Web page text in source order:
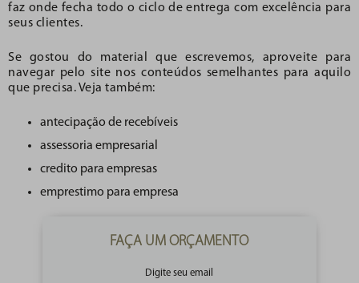
faz onde fecha todo o ciclo de entrega com excelência para
seus clientes.
Se gostou do material que escrevemos, aproveite para
navegar pelo site nos conteúdos semelhantes para aquilo
que precisa. Veja também:
antecipação de recebíveis
assessoria empresarial
credito para empresas
emprestimo para empresa
FAÇA UM ORÇAMENTO
Digite seu email